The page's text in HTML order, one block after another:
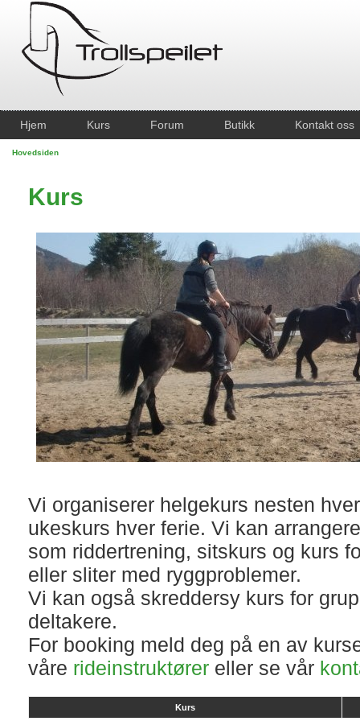
Hjem Kurs Forum Butikk Kontakt oss
Hovedsiden
Kurs
Vi organiserer helgekurs nesten
ukeskurs hver ferie. Vi kan
som riddertrening, sitskurs og kurs
eller sliter med ryggproblemer.
Vi kan også skreddersy kurs for
deltakere.
For booking meld deg på en av
våre rideinstruktører eller se vår
Kurs